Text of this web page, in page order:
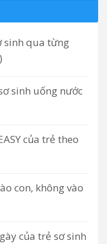
sinh qua từng
sinh uống nước
của trẻ theo
con, không vào
của trẻ sơ sinh